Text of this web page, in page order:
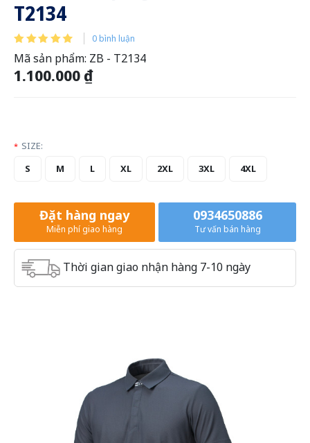
T2134
0 bình luận
Mã sản phẩm: ZB - T2134
1.100.000 ₫
* SIZE:
S
M L XL 2XL 3XL 4XL
Đặt hàng ngay
Miễn phí giao hàng
0934650886
Tư vấn bán hàng
Thời gian giao nhận hàng 7-10 ngày